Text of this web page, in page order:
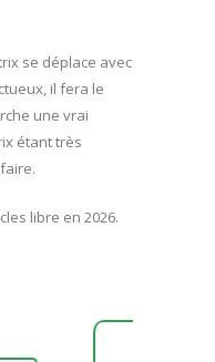
se déplace avec
il fera le
une vrai
étant très
libre en 2026.